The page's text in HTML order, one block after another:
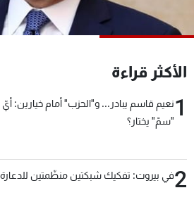
الأكثر قراءة
1نعيم قاسم يبادر... و"الحزب" أمام خيارين: أيّ
"سمّ" يختار؟
2في بيروت: تفكيك شبكتين منظّمتين
الترددات
الإنـتـاج
سياسة